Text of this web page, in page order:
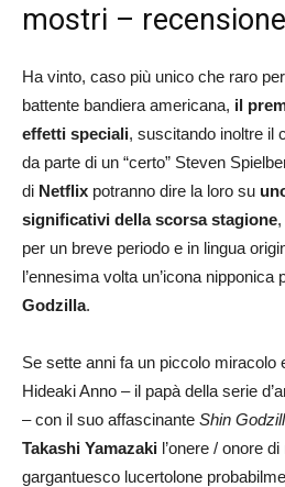
mostri –
Ha vinto, caso più unico che raro
battente bandiera americana, il
effetti speciali, suscitando inoltre il
da parte di un “certo” Steven
di Netflix potranno dire la loro su
significativi della scorsa stagione
per un breve periodo e in lingua
l’ennesima volta un’icona
Godzilla.
Se sette anni fa un piccolo miracolo
Hideaki Anno – il papà della serie
– con il suo affascinante Shin
Takashi Yamazaki l’onere / onore
gargantuesco lucertolone